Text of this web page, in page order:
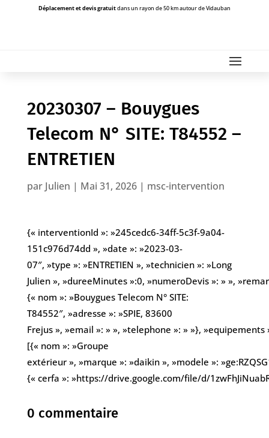
Déplacement et devis gratuitdans un rayon de 50 km autour de Vidauban
20230307 – Bouygues
Telecom N° SITE: T84552 –
ENTRETIEN
par Julien | Mai 31, 2026| msc-intervention
{« interventionId »: »245cedc6-34ff-5c3f-9a04-
151c976d74dd », »date »: »2023-03-
07″, »type »: »ENTRETIEN », »technicien »: »Long
Julien », »dureeMinutes »:0, »numeroDevis »: » »,
{« nom »: »Bouygues Telecom N° SITE:
T84552″, »adresse »: »SPIE, 83600
Frejus », »email »: » », »telephone »: » »}, »equipements
[{« nom »: »Groupe
extérieur », »marque »: »daikin », »modele »:
{« cerfa »: »https://drive.google.com/file/d/
0 commentaire